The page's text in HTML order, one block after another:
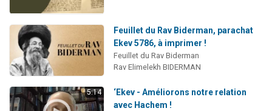
Feuillet du Rav Biderman, parachat
Ekev 5786, à imprimer !
Feuillet du Rav Biderman
Rav Elimelekh BIDERMAN
5:14
‘Ekev - Améliorons notre relation
avec Hachem !